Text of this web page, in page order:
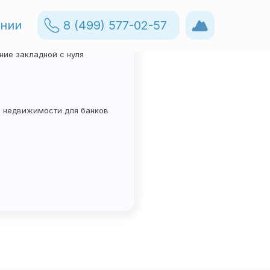
8 (499) 577-02-57
8 (499) 577-02-57
закладные
в электронный
закладной с нуля
недвижимости для банков